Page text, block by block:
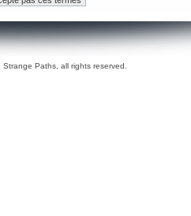
Paths, all rights reserved.